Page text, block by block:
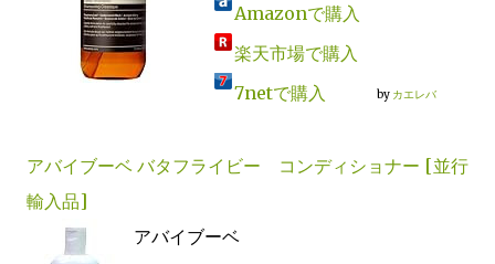
Amazonで購入
楽天市場で購入
7netで購入
by カエレバ
アバイブーベ バタフライビー コンディショナー [並行
輸入品]
アバイブーベ